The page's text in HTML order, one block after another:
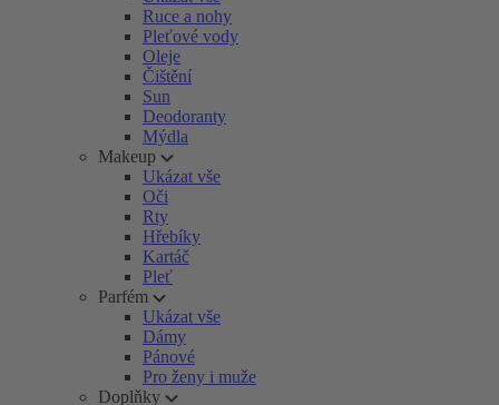
Ruce a nohy
Pleťové vody
Oleje
Čištění
Sun
Deodoranty
Mýdla
Makeup
Ukázat vše
Oči
Rty
Hřebíky
Kartáč
Pleť
Parfém
Ukázat vše
Dámy
Pánové
Pro ženy i muže
Doplňky